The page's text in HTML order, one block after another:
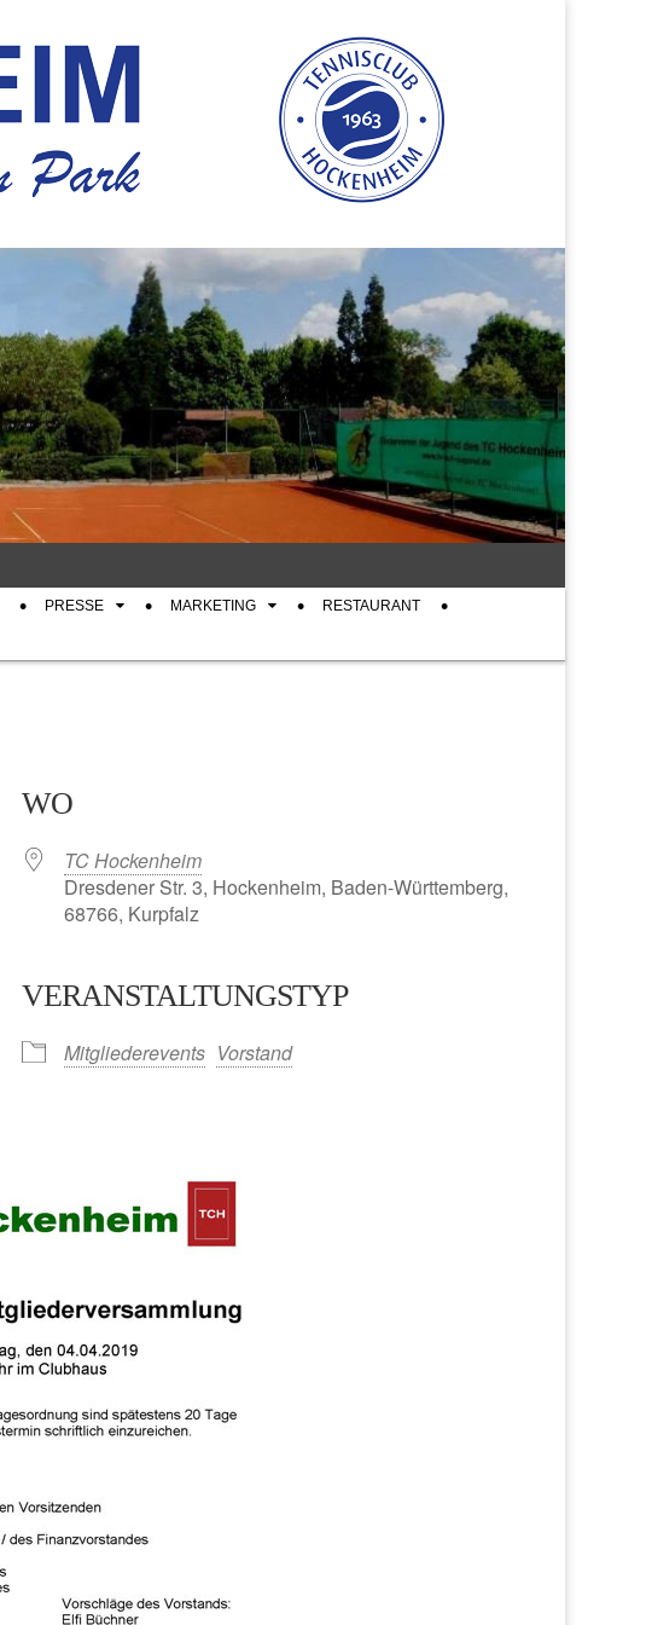
PRESSE MARKETING RESTAURANT
iCalendar
WO
TC Hockenheim
Dresdener Str. 3, Hockenheim, Baden-Württemberg,
68766, Kurpfalz
VERANSTALTUNGSTYP
Mitgliederevents Vorstand